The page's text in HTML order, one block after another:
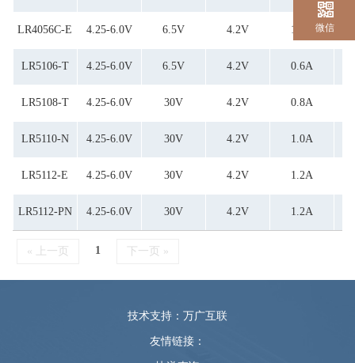
LR4056C-E 4.25-6.0V 6.5V 4.2V 1.0A
LR5106-T 4.25-6.0V 6.5V 4.2V 0.6A
LR5108-T 4.25-6.0V 30V 4.2V 0.8A
LR5110-N 4.25-6.0V 30V 4.2V 1.0A
LR5112-E 4.25-6.0V 30V 4.2V 1.2A
LR5112-PN 4.25-6.0V 30V 4.2V 1.2A
« 上一页 1 下一页 »
技术支持：万广互联
友情链接：
微信